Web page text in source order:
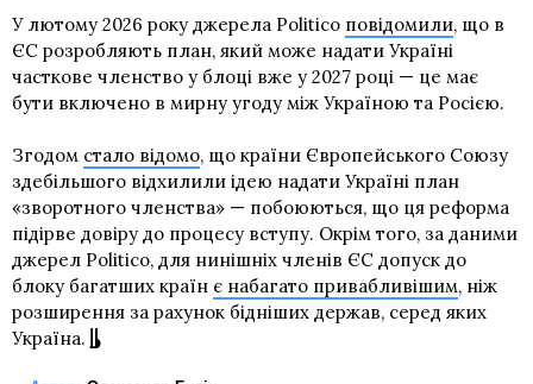
У лютому 2026 року джерела Politico повідомили, що в
ЄС розробляють план, який може надати Україні
часткове членство у блоці вже у 2027 році — це має
бути включено в мирну угоду між Україною та Росією.
Згодом стало відомо, що країни Європейського Союзу
здебільшого відхилили ідею надати Україні план
«зворотного членства» — побоюються, що ця реформа
підірве довіру до процесу вступу. Окрім того, за даними
джерел Politico, для нинішніх членів ЄС допуск до
блоку багатших країн є набагато привабливішим, ніж
розширення за рахунок бідніших держав, серед яких
Україна.